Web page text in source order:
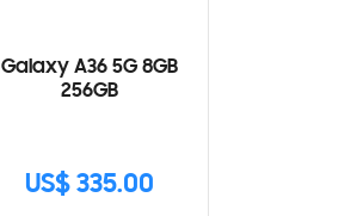
Galaxy A36 5G 8GB
256GB
US$ 335.00